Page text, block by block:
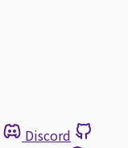
Discord